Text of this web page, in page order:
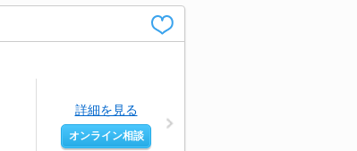
詳細を見る
オンライン相談